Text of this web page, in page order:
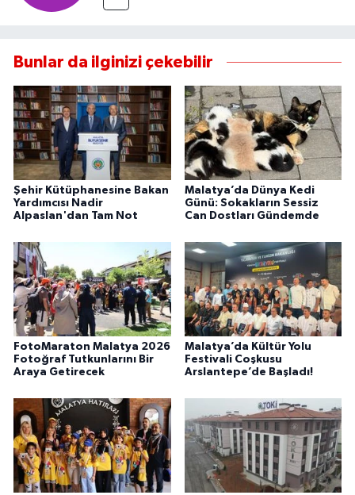
Bunlar da ilginizi çekebilir
Şehir Kütüphanesine Bakan
Yardımcısı Nadir
Alpaslan'dan Tam Not
Malatya’da Dünya Kedi
Günü: Sokakların Sessiz
Can Dostları Gündemde
FotoMaraton Malatya 2026
Fotoğraf Tutkunlarını Bir
Araya Getirecek
Malatya’da Kültür Yolu
Festivali Coşkusu
Arslantepe’de Başladı!